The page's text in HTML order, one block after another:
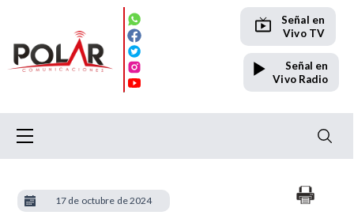
Señal en
Vivo TV
Señal en
Vivo Radio
17 de octubre de 2024